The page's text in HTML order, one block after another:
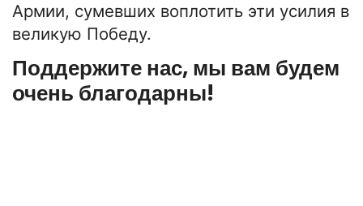
Армии, сумевших воплотить эти усилия в
великую Победу.
Поддержите нас, мы вам будем
очень благодарны!